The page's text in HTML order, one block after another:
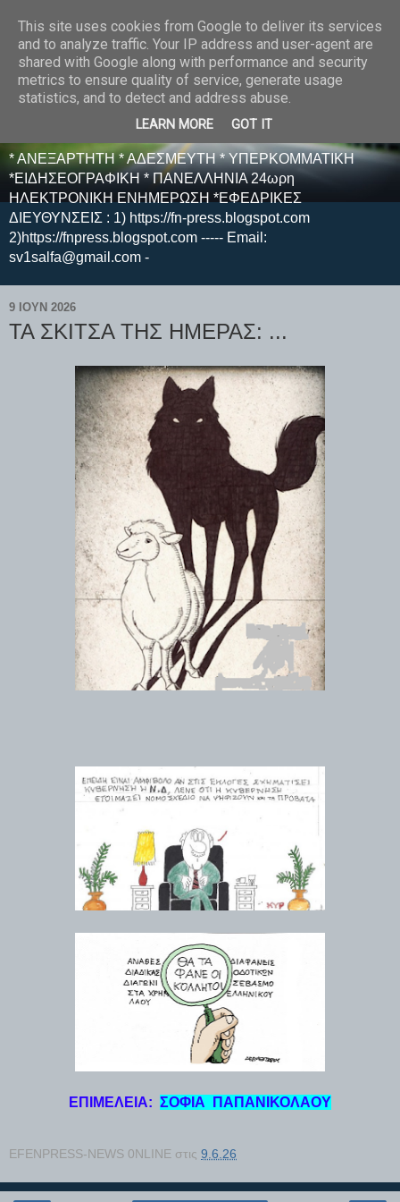
E F E N P R E S S -
ΗΛΕΚΤΡΟΝΙΚΗ
ΕΦΗΜΕΡΙΔΑ
* ΑΝΕΞΑΡΤΗΤΗ * ΑΔΕΣΜΕΥΤΗ * ΥΠΕΡΚΟΜΜΑΤΙΚΗ
*ΕΙΔΗΣΕΟΓΡΑΦΙΚΗ * ΠΑΝΕΛΛΗΝΙΑ 24ωρη
ΗΛΕΚΤΡΟΝΙΚΗ ΕΝΗΜΕΡΩΣΗ *ΕΦΕΔΡΙΚΕΣ
ΔΙΕΥΘΥΝΣΕΙΣ : 1) https://fn-press.blogspot.com
2)https://fnpress.blogspot.com ----- Email:
sv1salfa@gmail.com -
9 ΙΟΥΝ 2026
ΤΑ ΣΚΙΤΣΑ ΤΗΣ ΗΜΕΡΑΣ: ...
ΕΠΙΜΕΛΕΙΑ: ΣΟΦΙΑ ΠΑΠΑΝΙΚΟΛΑΟΥ
EFENPRESS-NEWS 0NLINE στις 9.6.26
This site uses cookies from Google to deliver its services
and to analyze traffic. Your IP address and user-agent are
shared with Google along with performance and security
metrics to ensure quality of service, generate usage
statistics, and to detect and address abuse.
LEARN MORE GOT IT